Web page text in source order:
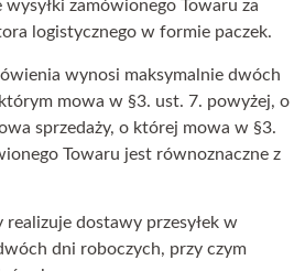
wysyłki zamówionego Towaru za
logistycznego w formie paczek.
wynosi maksymalnie dwóch
mowa w §3. ust. 7. powyżej, o
sprzedaży, o której mowa w §3.
Towaru jest równoznaczne z
dostawy przesyłek w
dni roboczych, przy czym